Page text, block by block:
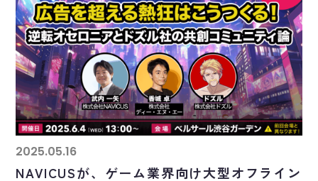
2025.05.16
NAVICUSが、ゲーム業界向け大型オフライン